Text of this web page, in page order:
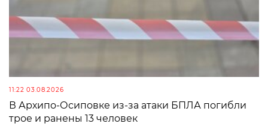
11:22 03.08.2026
В Архипо-Осиповке из-за атаки БПЛА погибли
трое и ранены 13 человек